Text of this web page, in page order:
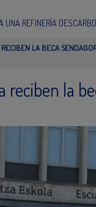
UNA REFINERÍA
LA BECA
reciben la